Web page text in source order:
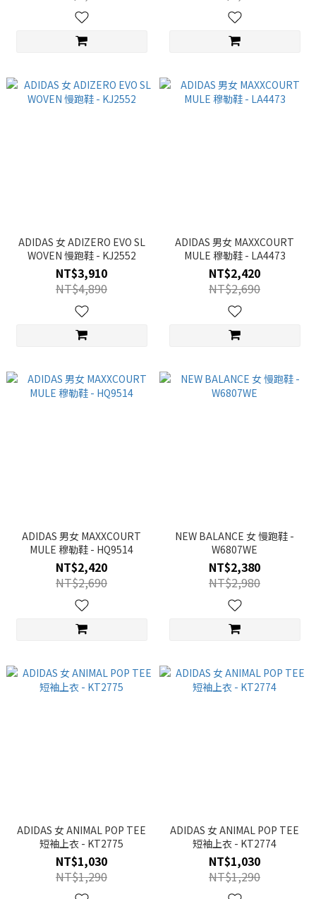
ADIDAS 女 ADIZERO EVO SL
WOVEN 慢跑鞋 - KJ2552
NT$3,910
NT$4,890
ADIDAS 男女 MAXXCOURT
MULE 穆勒鞋 - LA4473
NT$2,420
NT$2,690
ADIDAS 男女 MAXXCOURT
MULE 穆勒鞋 - HQ9514
NT$2,420
NT$2,690
NEW BALANCE 女 慢跑鞋 -
W6807WE
NT$2,380
NT$2,980
ADIDAS 女 ANIMAL POP TEE
短袖上衣 - KT2775
NT$1,030
NT$1,290
ADIDAS 女 ANIMAL POP TEE
短袖上衣 - KT2774
NT$1,030
NT$1,290